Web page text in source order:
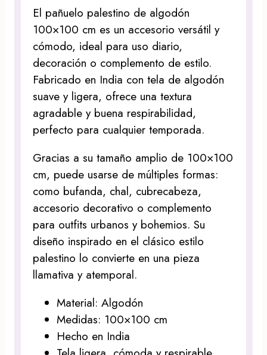
El pañuelo palestino de algodón
100×100 cm es un accesorio versátil y
cómodo, ideal para uso diario,
decoración o complemento de estilo.
Fabricado en India con tela de algodón
suave y ligera, ofrece una textura
agradable y buena respirabilidad,
perfecto para cualquier temporada.
Gracias a su tamaño amplio de 100×100
cm, puede usarse de múltiples formas:
como bufanda, chal, cubrecabeza,
accesorio decorativo o complemento
para outfits urbanos y bohemios. Su
diseño inspirado en el clásico estilo
palestino lo convierte en una pieza
llamativa y atemporal.
Material: Algodón
Medidas: 100×100 cm
Hecho en India